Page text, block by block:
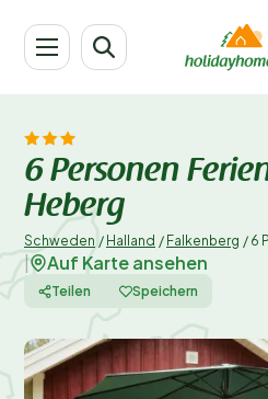
6 Personen
Heberg
Schweden / Halland / Falkenberg / 6
Auf Karte ansehen
Teilen Speichern